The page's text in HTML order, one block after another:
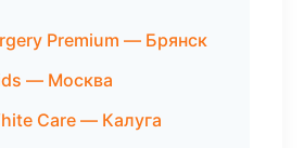
Premium — Брянск
— Москва
Care — Калуга